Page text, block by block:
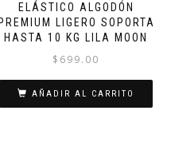
ELÁSTICO ALGODÓN
PREMIUM LIGERO SOPORTA
HASTA 10 KG LILA MOON
$ 699.00
AÑADIR AL CARRITO